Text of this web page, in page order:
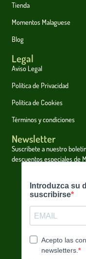
Tienda
Momentos Malaguese
Blog
Legal
Aviso Legal
Política de Privacidad
Política de Cookies
Términos y condiciones
Newsletter
Suscríbete a nuestro
descuentos especiales de